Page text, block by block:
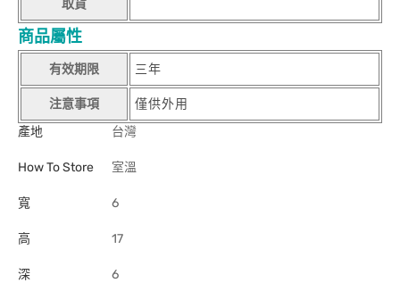
取貨
商品屬性
有效期限 三年
注意事項
僅供外用
產地
台灣
How To Store 室溫
寬 6
高 17
深 6